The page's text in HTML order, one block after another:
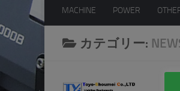
MACHINE POWER
カテゴリー: